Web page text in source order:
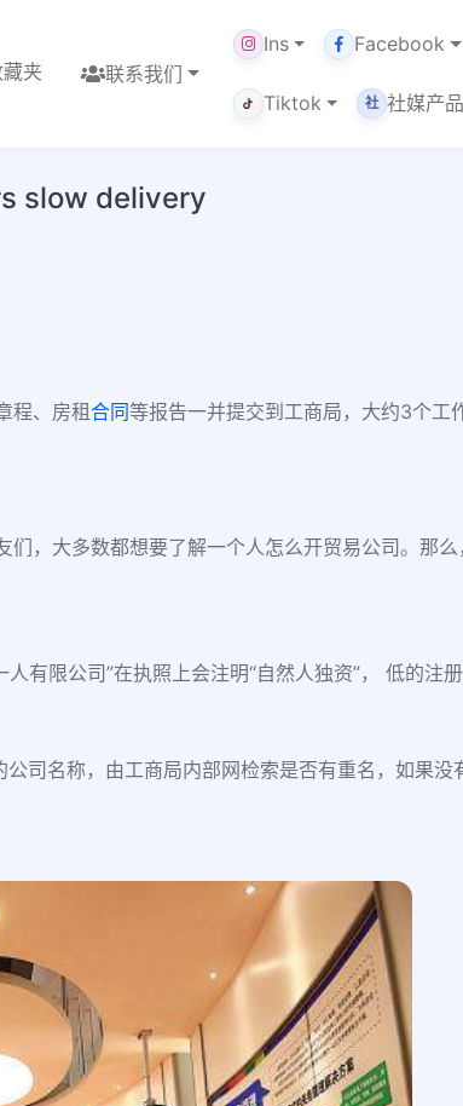
夹 联系我们
Ins Facebook
Tiktok 社 社媒产品
slow delivery
程、房租合同等报告一并提交到工商局，大约3个工
，大多数都想要了解一个人怎么开贸易公司。那
有限公司”在执照上会注明“自然人独资”， 低的注册
司名称，由工商局内部网检索是否有重名，如果没